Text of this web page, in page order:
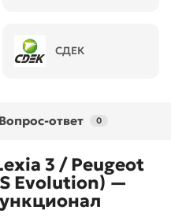
СДЕК
Вопрос-ответ 0
3 / Peugeot
Evolution) —